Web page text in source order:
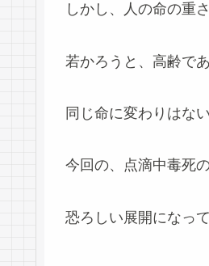
しかし、人の命の重さ
若かろうと、高齢であ
同じ命に変わりはな
今回の、点滴中毒死の
恐ろしい展開になっ